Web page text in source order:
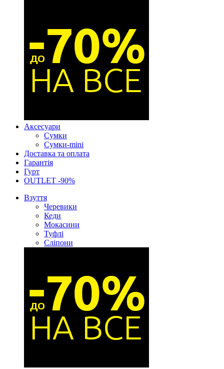
Аксесуари
Сумки
Сумки-mini
Доставка та оплата
Гарантія
Гурт
OUTLET -90%
Взуття
Черевики
Кеди
Мокасини
Туфлі
Сліпони